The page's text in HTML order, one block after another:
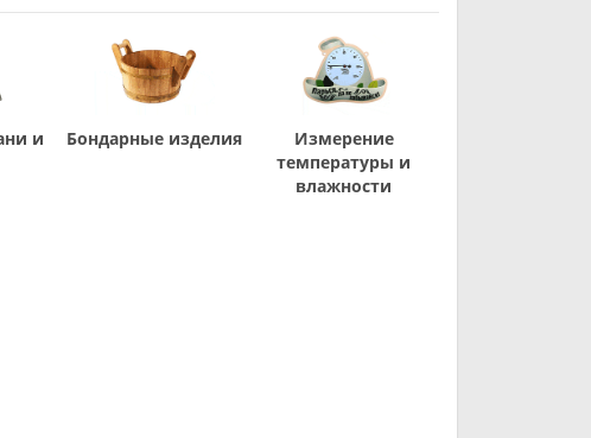
и
Бондарные изделия
Измерение
температуры и
влажности